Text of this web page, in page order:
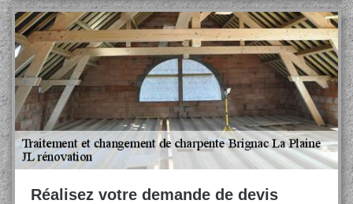
Réalisez votre demande de devis